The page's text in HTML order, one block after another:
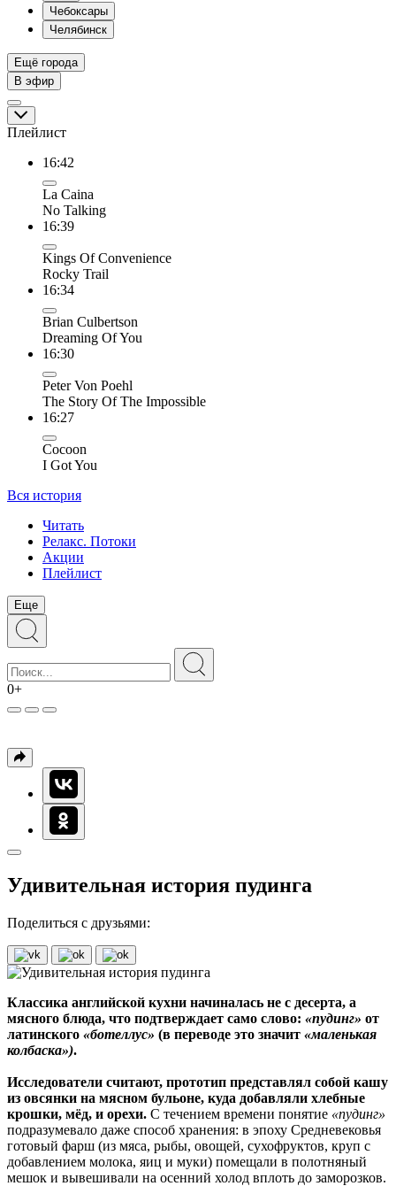
Чебоксары
Челябинск
Ещё города
В эфир
Плейлист
16:42
La Caina
No Talking
16:39
Kings Of Convenience
Rocky Trail
16:34
Brian Culbertson
Dreaming Of You
16:30
Peter Von Poehl
The Story Of The Impossible
16:27
Cocoon
I Got You
Вся история
Читать
Релакс. Потоки
Акции
Плейлист
Еще
0+
Удивительная история пудинга
Поделиться с друзьями:
Классика английской кухни начиналась не с десерта, а
мясного блюда, что подтверждает само слово: «пудинг» от
латинского «ботеллус» (в переводе это значит «маленькая
колбаска»).
Исследователи считают, прототип представлял собой кашу
из овсянки на мясном бульоне, куда добавляли хлебные
крошки, мёд, и орехи. С течением времени понятие «пудинг»
подразумевало даже способ хранения: в эпоху Средневековья
готовый фарш (из мяса, рыбы, овощей, сухофруктов, круп с
добавлением молока, яиц и муки) помещали в полотняный
мешок и вывешивали на осенний холод вплоть до заморозков.